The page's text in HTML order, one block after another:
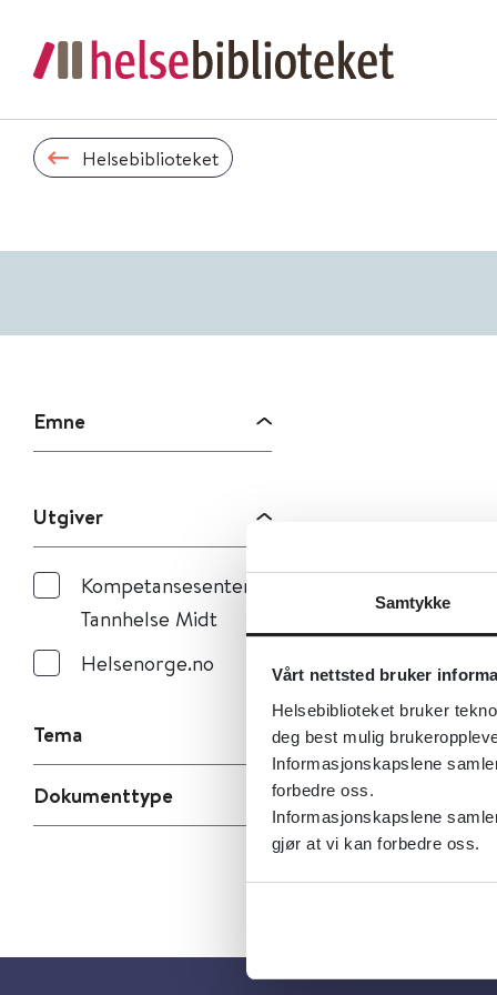
Samtykke
Vårt nettsted bruker
Helsebiblioteket bruker
deg best mulig
Informasjonskapslene
forbedre oss.
Informasjonskapslene
gjør at vi kan forbedre oss.
Helsebiblioteket
Emne
Utgiver
Kompetansesenteret
Tannhelse Midt
Helsenorge.no
Tema
Dokumenttype